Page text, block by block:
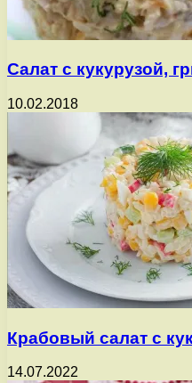
Салат с кукурузой,
10.02.2018
Крабовый салат с
14.07.2022